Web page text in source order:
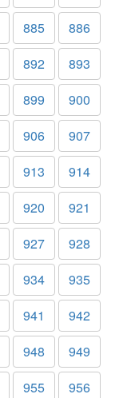
885
886
892
893
899
900
906
907
913
914
920
921
927
928
934
935
941
942
948
949
955
956